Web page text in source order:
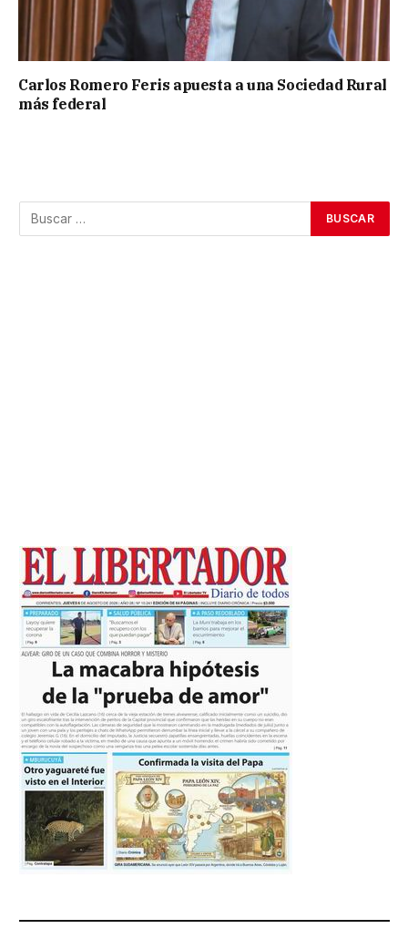
Carlos Romero Feris apuesta a una Sociedad Rural
más federal